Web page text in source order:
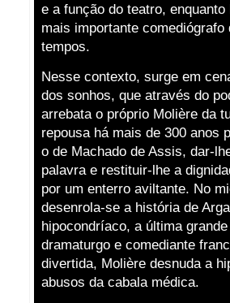
e a função do teatro, enquanto
mais importante comediógrafo
tempos.
Nesse contexto, surge em
dos sonhos, que através do
arrebata o próprio Molière da
repousa há mais de 300 anos
o de Machado de Assis, dar-
palavra e restituir-lhe a
por um enterro aviltante. No
desenrola-se a história de
hipocondríaco, a última
dramaturgo e comediante
divertida, Molière desnuda a
abusos da cabala médica.